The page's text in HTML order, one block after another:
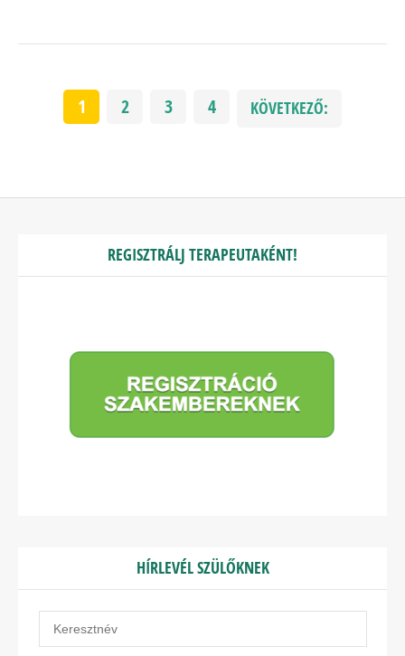
1 2 3 4 KÖVETKEZŐ:
REGISZTRÁLJ TERAPEUTAKÉNT!
HÍRLEVÉL SZÜLŐKNEK